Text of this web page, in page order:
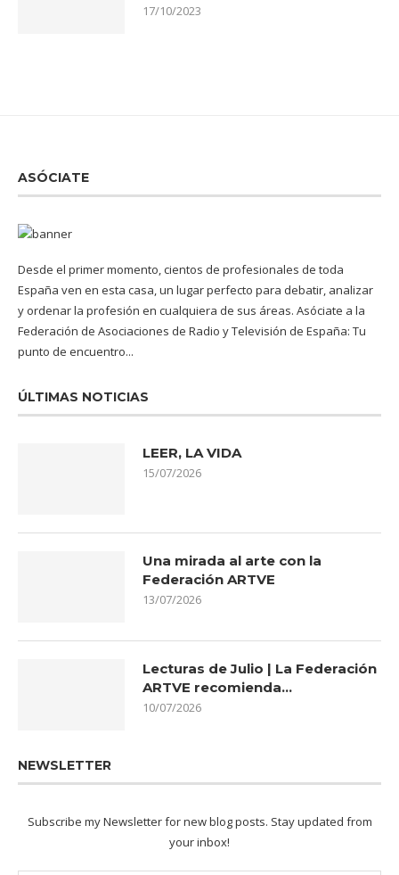
17/10/2023
ASÓCIATE
Desde el primer momento, cientos de profesionales de toda
España ven en esta casa, un lugar perfecto para debatir, analizar
y ordenar la profesión en cualquiera de sus áreas. Asóciate a la
Federación de Asociaciones de Radio y Televisión de España: Tu
punto de encuentro...
ÚLTIMAS NOTICIAS
LEER, LA VIDA
15/07/2026
Una mirada al arte con la
Federación ARTVE
13/07/2026
Lecturas de Julio | La Federación
ARTVE recomienda…
10/07/2026
NEWSLETTER
Subscribe my Newsletter for new blog posts. Stay updated from
your inbox!